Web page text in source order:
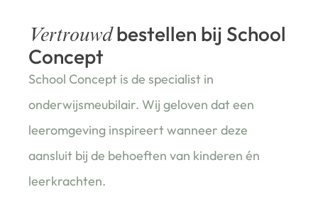
Vertrouwdbestellen bij School
Concept
School Concept is de specialist in
onderwijsmeubilair. Wij geloven dat een
leeromgeving inspireert wanneer deze
aansluit bij de behoeften van kinderen én
leerkrachten.